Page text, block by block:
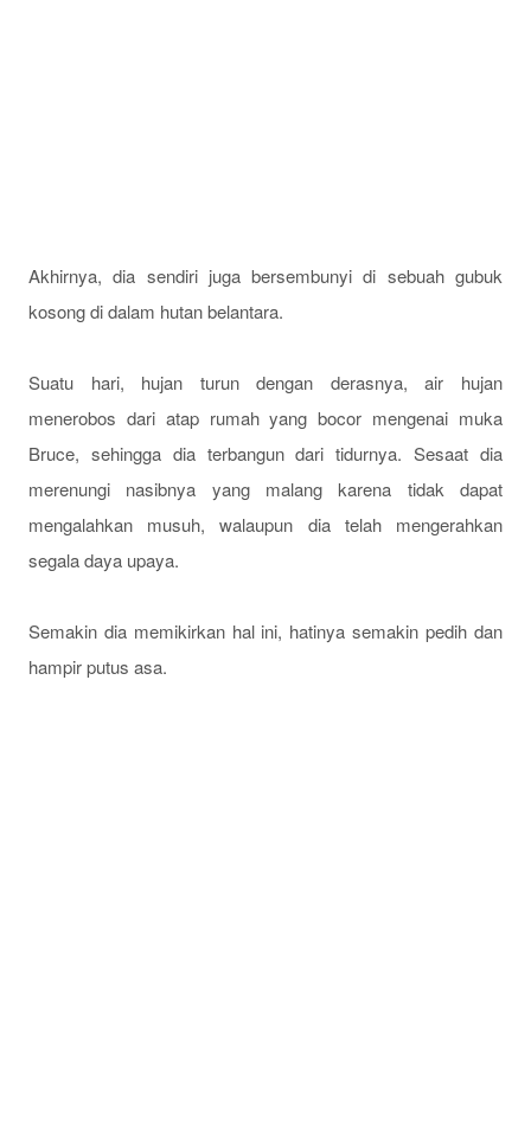
Akhirnya, dia sendiri juga bersembunyi di sebuah gubuk
kosong di dalam hutan belantara.
Suatu hari, hujan turun dengan derasnya, air hujan
menerobos dari atap rumah yang bocor mengenai muka
Bruce, sehingga dia terbangun dari tidurnya. Sesaat dia
merenungi nasibnya yang malang karena tidak dapat
mengalahkan musuh, walaupun dia telah mengerahkan
segala daya upaya.
Semakin dia memikirkan hal ini, hatinya semakin pedih dan
hampir putus asa.